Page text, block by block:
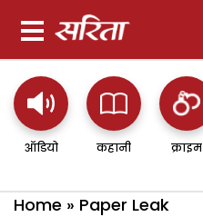
ऑडियो कहानी क्राइम
Home » Paper Leak